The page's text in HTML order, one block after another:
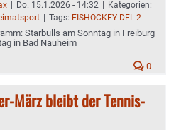
| Do. 15.1.2026 - 14:32 | Kategorien:
| Tags: EISHOCKEY DEL 2
Starbulls am Sonntag in Freiburg
in Bad Nauheim
0
März bleibt der Tennis-